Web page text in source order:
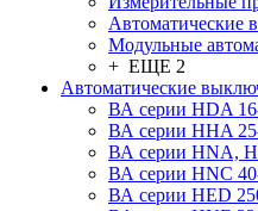
Автоматические
Модульные
+ ЕЩЕ 2
Автоматические
ВА серии HDA
ВА серии HHA
ВА серии HNA,
ВА серии HNC
ВА серии HED